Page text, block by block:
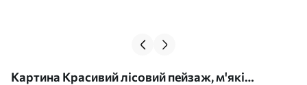
Картина Красивий лісовий пейзаж, м'які